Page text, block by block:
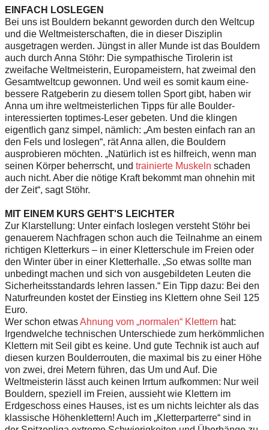
EINFACH LOSLEGEN
Bei uns ist Bouldern bekannt geworden durch den Weltcup
und die Weltmeisterschaften, die in dieser Disziplin
ausgetragen werden. Jüngst in ­aller Munde ist das Bouldern
auch durch ­Anna Stöhr: Die sympathische Tirolerin ist
zweifache Weltmeisterin, Europameistern, hat zweimal den
Gesamtweltcup gewonnen. Und weil es somit kaum eine­
bessere Ratgeberin zu diesem tollen Sport gibt, haben wir
Anna um ihre­ weltmeisterlichen Tipps für alle Boulder-
interessierten toptimes-Leser gebeten. Und die klingen
eigentlich ganz simpel, nämlich: „Am besten einfach ran an
den Fels und loslegen“, rät Anna allen, die Bouldern
ausprobieren möchten. „Natürlich ist es hilfreich, wenn man
seinen Körper beherrscht, und ­ trainierte Muskeln schaden
auch nicht. Aber die nötige Kraft bekommt man ohnehin mit
der Zeit“, sagt Stöhr.
MIT EINEM KURS GEHT'S LEICHTER
Zur Klarstellung: Unter einfach loslegen versteht Stöhr bei
genauerem Nachfragen schon auch die Teilnahme an einem
richtigen Kletterkurs – in einer Kletterschule im Freien oder
den Winter über in einer Kletterhalle. „So etwas sollte man
unbedingt machen und sich von ausgebildeten Leuten die
Sicherheitsstandards lehren lassen.“ Ein Tipp dazu: Bei den
Naturfreunden kostet der Einstieg ins Klettern ohne Seil 125
Euro.
Wer schon etwasAhnung vom „normalen“ Klettern hat:
Irgendwelche technischen Unterschiede zum herkömmlichen
Klettern mit Seil gibt es keine. Und gute Technik ist auch auf
diesen kurzen Boulderrouten, die maximal bis zu einer Höhe
von zwei, drei Metern führen, das Um und Auf. Die
Weltmeisterin lässt auch keinen Irrtum aufkommen: Nur weil
Bouldern, speziell im Freien, aussieht wie Klettern­ im
Erdgeschoss eines Hauses, ist es um nichts leichter als das
klassische Höhen­klettern! Auch im „Kletterparterre“ sind in